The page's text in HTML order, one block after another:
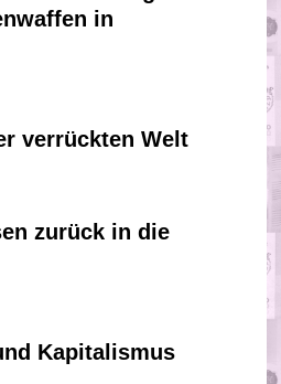
in
verrückten Welt
zurück in die
Kapitalismus